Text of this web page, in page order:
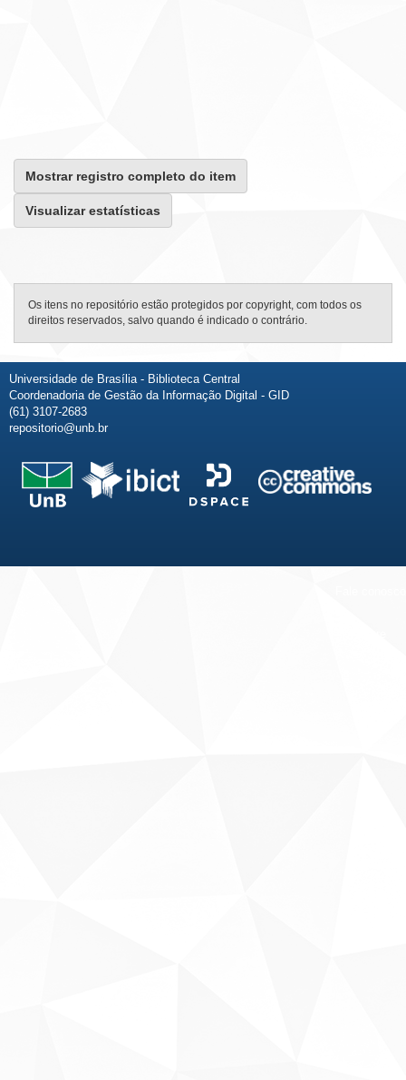
Mostrar registro completo do item
Visualizar estatísticas
Os itens no repositório estão protegidos por copyright, com todos os
direitos reservados, salvo quando é indicado o contrário.
Universidade de Brasília - Biblioteca Central
Coordenadoria de Gestão da Informação Digital - GID
(61) 3107-2683
repositorio@unb.br